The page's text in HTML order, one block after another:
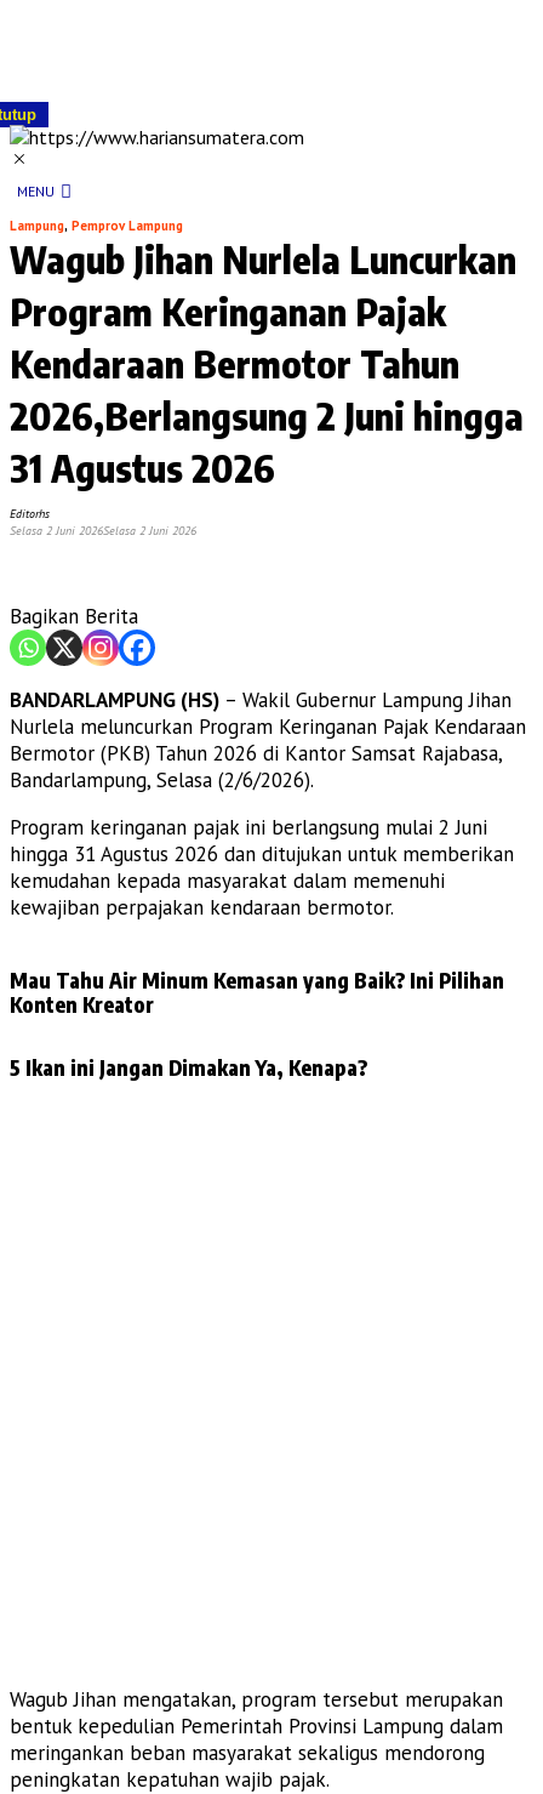
MENU
Lampung, Pemprov Lampung
Wagub Jihan Nurlela Luncurkan
Program Keringanan Pajak
Kendaraan Bermotor Tahun
2026,Berlangsung 2 Juni hingga
31 Agustus 2026
Editorhs
Selasa 2 Juni 2026Selasa 2 Juni 2026
Bagikan Berita
BANDARLAMPUNG (HS) – Wakil Gubernur Lampung Jihan
Nurlela meluncurkan Program Keringanan Pajak Kendaraan
Bermotor (PKB) Tahun 2026 di Kantor Samsat Rajabasa,
Bandarlampung, Selasa (2/6/2026).
Program keringanan pajak ini berlangsung mulai 2 Juni
hingga 31 Agustus 2026 dan ditujukan untuk memberikan
kemudahan kepada masyarakat dalam memenuhi
kewajiban perpajakan kendaraan bermotor.
Mau Tahu Air Minum Kemasan yang Baik? Ini Pilihan
Konten Kreator
5 Ikan ini Jangan Dimakan Ya, Kenapa?
Wagub Jihan mengatakan, program tersebut merupakan
bentuk kepedulian Pemerintah Provinsi Lampung dalam
meringankan beban masyarakat sekaligus mendorong
peningkatan kepatuhan wajib pajak.